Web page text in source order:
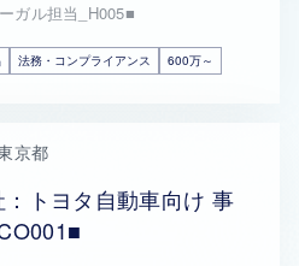
ガル担当_H005■
法務・コンプライアンス 600万～
京都
トヨタ自動車向け 事